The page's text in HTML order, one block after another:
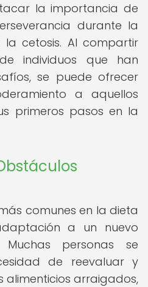
la importancia de
durante la
cetosis. Al compartir
individuos que han
se puede ofrecer
a aquellos
primeros pasos en la
comunes en la dieta
a un nuevo
Muchas personas se
de reevaluar y
alimenticios arraigados,